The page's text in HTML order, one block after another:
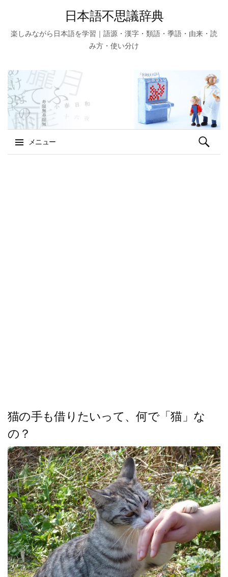
日本語不思議辞典
楽しみながら日本語を学習｜語源・漢字・類語・季語・由来・読
み方・使い分け
メニュー
検
索:
猫の手も借りたいって、何で「猫」な
の？